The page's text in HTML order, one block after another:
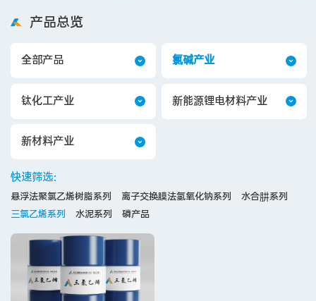
产品总览
全部产品 氯碱产业
钛化工产业 新能源锂电材料产业
新材料产业
快速筛选：
悬浮法聚氯乙烯树脂系列 离子交换膜法氢氧化钠系列
水合肼系列
三氯乙烯系列
水泥系列 磷产品